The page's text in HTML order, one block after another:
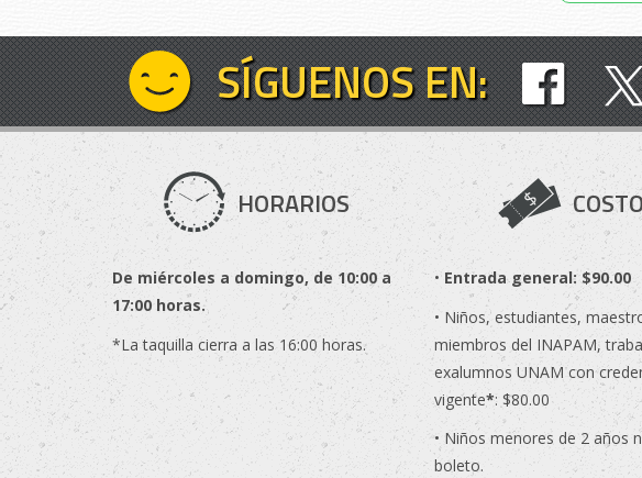
SÍGUENOS EN:
HORARIOS
De miércoles a domingo, de 10:00 a
17:00 horas.
*La taquilla cierra a las 16:00 horas.
• Entrada general: $90.00
• Niños, estudiantes,
miembros del INAPAM,
exalumnos UNAM con
vigente*: $80.00
• Niños menores de 2 años
boleto.